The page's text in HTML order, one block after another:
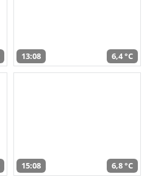
13:08 6,4 °C
15:08 6,8 °C